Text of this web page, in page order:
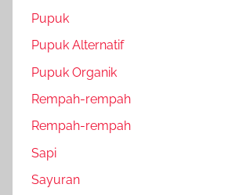
Pupuk
Pupuk Alternatif
Pupuk Organik
Rempah-rempah
Rempah-rempah
Sapi
Sayuran